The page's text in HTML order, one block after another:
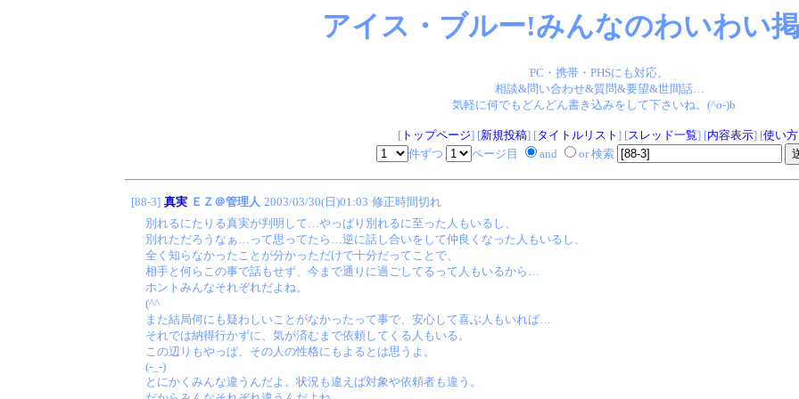
アイス・ブルー!みんなのわいわい
PC・携帯・PHSにも対応。
相談&問い合わせ&質問&要望&世間話…
気軽に何でもどんどん書き込みをして下さいね。(^o-)b
[トップページ] [新規投稿] [タイトルリスト ] [スレッド一覧] [内容表示] [使い方
件ずつ
ページ目 and or 検索
[88-3] 真実 ＥＺ＠管理人 2003/03/30(日)01:03 修正時間切れ
別れるにたりる真実が判明して…やっぱり別れるに至った人もいるし、
別れただろうなぁ…って思ってたら…逆に話し合いをして仲良くなった人もいるし、
全く知らなかったことが分かっただけで十分だってことで、
相手と何らこの事で話もせず、今まで通りに過ごしてるって人もいるから…
ホントみんなそれぞれだよね。
(^^ゞ
また結局何にも疑わしいことがなかったって事で、安心して喜ぶ人もいれば…
それでは納得行かずに、気が済むまで依頼してくる人もいる。
この辺りもやっぱ、その人の性格にもよるとは思うよ。
(-_-)
とにかくみんな違うんだよ。状況も違えば対象や依頼者も違う。